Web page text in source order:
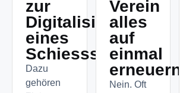
zur
Digitalisierung
eines
Schiessstands?
Dazu
gehören
Verein
alles
auf
einmal
erneuern?
Nein. Oft